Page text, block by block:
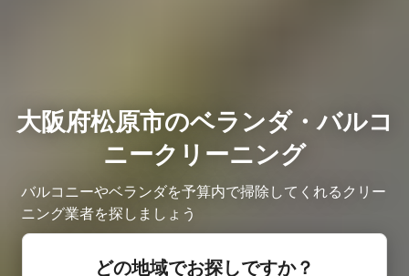
大阪府松原市のベランダ・バルコ
ニークリーニング
バルコニーやベランダを予算内で掃除してくれるクリー
ニング業者を探しましょう
どの地域でお探しですか？